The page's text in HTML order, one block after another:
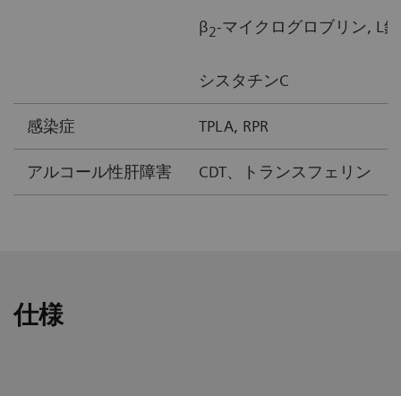
β2-マイクログロブリン, L鎖
シスタチンC
感染症 TPLA, RPR
アルコール性肝障害 CDT、トランスフェリン
仕様